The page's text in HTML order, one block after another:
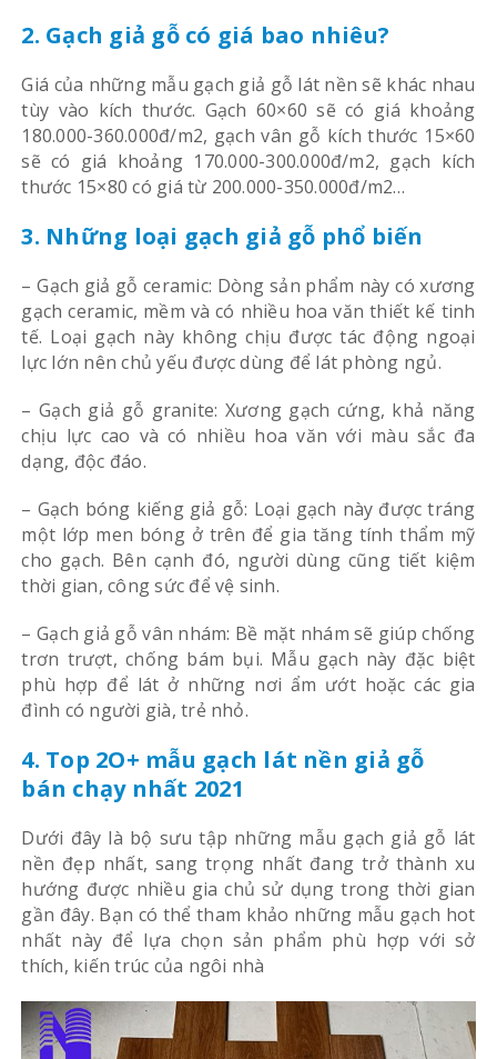
2. Gạch giả gỗ có giá bao nhiêu?
Giá của những mẫu gạch giả gỗ lát nền sẽ khác nhau
tùy vào kích thước. Gạch 60×60 sẽ có giá khoảng
180.000-360.000đ/m2, gạch vân gỗ kích thước 15×60
sẽ có giá khoảng 170.000-300.000đ/m2, gạch kích
thước 15×80 có giá từ 200.000-350.000đ/m2…
3. Những loại gạch giả gỗ phổ biến
– Gạch giả gỗ ceramic: Dòng sản phẩm này có xương
gạch ceramic, mềm và có nhiều hoa văn thiết kế tinh
tế. Loại gạch này không chịu được tác động ngoại
lực lớn nên chủ yếu được dùng để lát phòng ngủ.
– Gạch giả gỗ granite: Xương gạch cứng, khả năng
chịu lực cao và có nhiều hoa văn với màu sắc đa
dạng, độc đáo.
– Gạch bóng kiếng giả gỗ: Loại gạch này được tráng
một lớp men bóng ở trên để gia tăng tính thẩm mỹ
cho gạch. Bên cạnh đó, người dùng cũng tiết kiệm
thời gian, công sức để vệ sinh.
– Gạch giả gỗ vân nhám: Bề mặt nhám sẽ giúp chống
trơn trượt, chống bám bụi. Mẫu gạch này đặc biệt
phù hợp để lát ở những nơi ẩm ướt hoặc các gia
đình có người già, trẻ nhỏ.
4. Top 2O+ mẫu gạch lát nền giả gỗ
bán chạy nhất 2021
Dưới đây là bộ sưu tập những mẫu gạch giả gỗ lát
nền đẹp nhất, sang trọng nhất đang trở thành xu
hướng được nhiều gia chủ sử dụng trong thời gian
gần đây. Bạn có thể tham khảo những mẫu gạch hot
nhất này để lựa chọn sản phẩm phù hợp với sở
thích, kiến trúc của ngôi nhà